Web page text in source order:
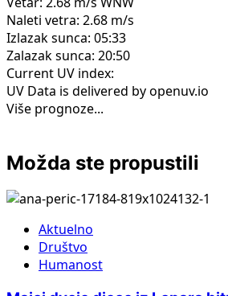
Naleti vetra: 2.68 m/s
Izlazak sunca: 05:33
Zalazak sunca: 20:50
Current UV index:
UV Data is delivered by openuv.io
Više prognoze...
Možda ste propustili
Aktuelno
Društvo
Humanost